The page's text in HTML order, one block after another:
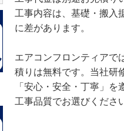
工事内容は、基礎・搬入
に差があります。
エアコンフロンティアで
積りは無料です。当社研
「安心・安全・丁寧」
工事品質でお選びくださ